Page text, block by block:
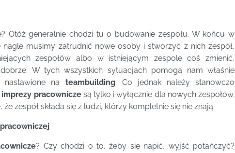
Otóż generalnie chodzi tu o budowanie zespołu. W końcu w
musimy zatrudnić nowe osoby i stworzyć z nich zespół,
zespołów albo w istniejącym zespole coś zmienić,
W tych wszystkich sytuacjach pomogą nam właśnie
nastawione na teambuilding. Co jednak należy stanowczo
imprezy pracowniczesą tylko i wyłącznie dla nowych zespołów.
zespół składa się z ludzi, którzy kompletnie się nie znają.
? Czy chodzi o to, żeby się napić, wyjść potańczyć?